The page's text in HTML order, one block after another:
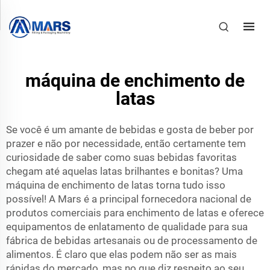
máquina de enchimento de
latas
Se você é um amante de bebidas e gosta de beber por
prazer e não por necessidade, então certamente tem
curiosidade de saber como suas bebidas favoritas
chegam até aquelas latas brilhantes e bonitas? Uma
máquina de enchimento de latas torna tudo isso
possível! A Mars é a principal fornecedora nacional de
produtos comerciais para enchimento de latas e oferece
equipamentos de enlatamento de qualidade para sua
fábrica de bebidas artesanais ou de processamento de
alimentos. É claro que elas podem não ser as mais